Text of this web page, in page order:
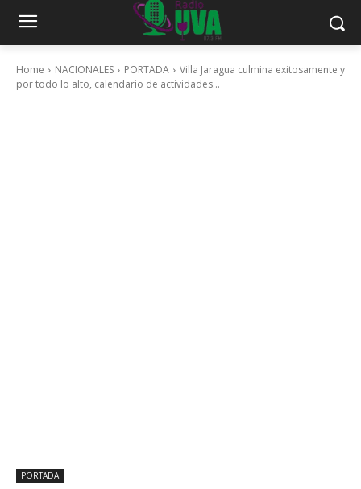
Home NACIONALES PORTADA
Villa Jaragua culmina exitosamente y
por todo lo alto, calendario de actividades...
PORTADA